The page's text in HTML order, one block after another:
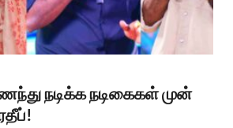
நடிக்க நடிகைகள் முன்